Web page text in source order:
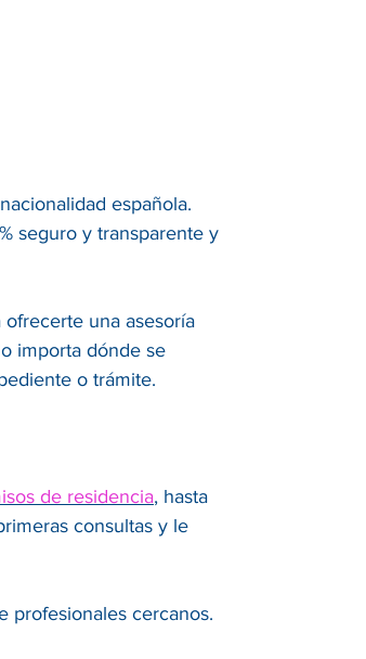
española.
seguro y transparente y
una asesoría
importa dónde se
o trámite.
de residencia, hasta
consultas y le
profesionales cercanos.